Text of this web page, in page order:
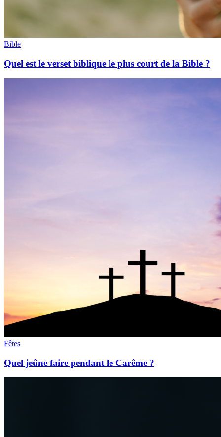
Bible
Quel est le verset biblique le plus court de la Bible ?
Fêtes
Quel jeûne faire pendant le Carême ?